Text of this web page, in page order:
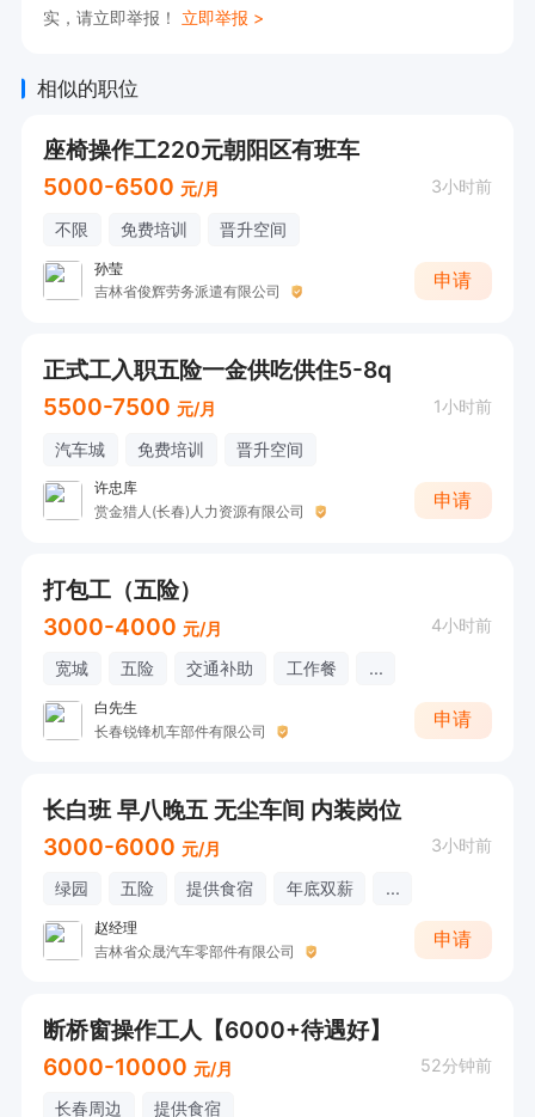
实，请立即举报！ 立即举报 >
相似的职位
座椅操作工220元朝阳区有班车
5000-6500 元/月 3小时前
不限 免费培训 晋升空间
孙莹
吉林省俊辉劳务派遣有限公司
申请
正式工入职五险一金供吃供住5-8q
5500-7500 元/月 1小时前
汽车城 免费培训 晋升空间
许忠库
赏金猎人(长春)人力资源有限公司
申请
打包工（五险）
3000-4000 元/月 4小时前
宽城 五险 交通补助 工作餐 ...
白先生
长春锐锋机车部件有限公司
申请
长白班 早八晚五 无尘车间 内装岗位
3000-6000 元/月 3小时前
绿园 五险 提供食宿 年底双薪 ...
赵经理
吉林省众晟汽车零部件有限公司
申请
断桥窗操作工人【6000+待遇好】
6000-10000 元/月 52分钟前
长春周边 提供食宿